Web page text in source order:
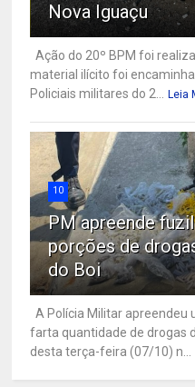
Nova Iguaçu
Ação do 20º BPM foi
material ilícito foi
Policiais militares do 2... Leia
10
PM apreende
porções de
do Boi
A Polícia Militar apreendeu
farta quantidade de drogas
desta terça-feira (07/10) n...